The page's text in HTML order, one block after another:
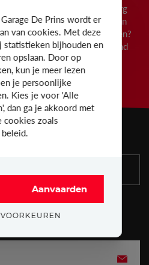
Prins 24 maanden waarborg
Wens je een van
of eens een testritje te maken?
contacteren of eens vrijblijvend
ruime showroom.
De Prins wordt er
van cookies. Met deze
bijhouden en
opslaan. Door op
kun je meer lezen
je persoonlijke
Kies je voor 'Alle
dan ga je akkoord met
cookies zoals
Aanvaarden